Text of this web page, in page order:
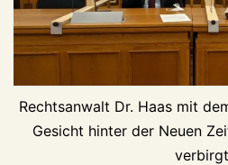
Rechtsanwalt Dr. Haas mit
Gesicht hinter der Neuen
verbirgt